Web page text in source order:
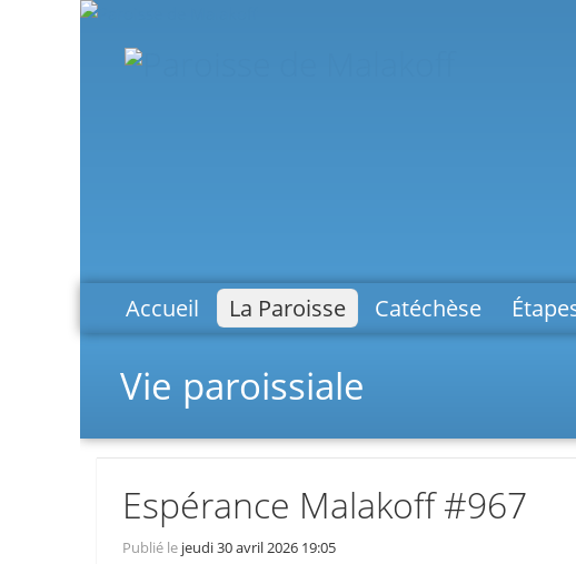
Accueil La Paroisse Catéchèse
Vie paroissiale
Espérance Malakoff #967
Publié le jeudi 30 avril 2026 19:05